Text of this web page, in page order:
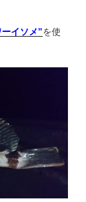
ーイソメ”を使